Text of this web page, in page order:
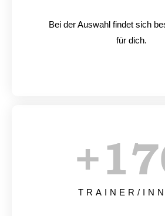
Bei der Auswahl findet sich
für dich.
TRAINER/
+